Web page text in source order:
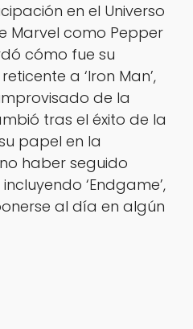
en el Universo
Marvel como Pepper
cómo fue su
a ‘Iron Man’,
de la
tras el éxito de la
papel en la
haber seguido
‘Endgame’,
al día en algún